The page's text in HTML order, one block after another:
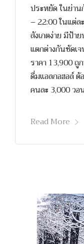
ประหยัด ในย่า
– 22:00 ในแต่ล
สังเกตง่าย มีป้า
แตกต่างกันชัดเ
ราคา 13,900
ดื่มแอลกอฮอล์
คนละ 3,000 ว
Read More